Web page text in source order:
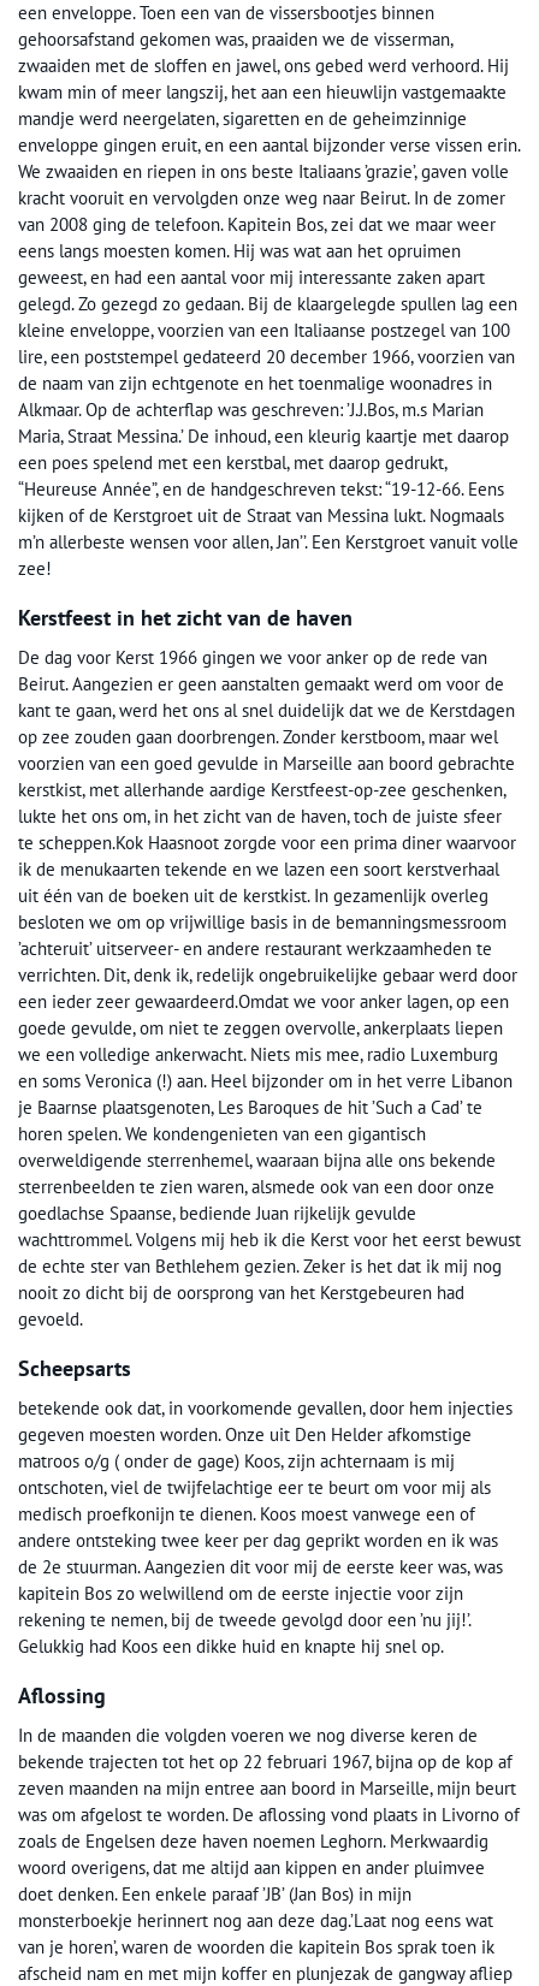
een enveloppe. Toen een van de vissersbootjes binnen
gehoorsafstand gekomen was, praaiden we de visserman,
zwaaiden met de sloffen en jawel, ons gebed werd verhoord. Hij
kwam min of meer langszij, het aan een hieuwlijn vastgemaakte
mandje werd neergelaten, sigaretten en de geheimzinnige
enveloppe gingen eruit, en een aantal bijzonder verse vissen erin.
We zwaaiden en riepen in ons beste Italiaans ’grazie’, gaven volle
kracht vooruit en vervolgden onze weg naar Beirut. In de zomer
van 2008 ging de telefoon. Kapitein Bos, zei dat we maar weer
eens langs moesten komen. Hij was wat aan het opruimen
geweest, en had een aantal voor mij interessante zaken apart
gelegd. Zo gezegd zo gedaan. Bij de klaargelegde spullen lag een
kleine enveloppe, voorzien van een Italiaanse postzegel van 100
lire, een poststempel gedateerd 20 december 1966, voorzien van
de naam van zijn echtgenote en het toenmalige woonadres in
Alkmaar. Op de achterflap was geschreven: ’J.J.Bos, m.s Marian
Maria, Straat Messina.’ De inhoud, een kleurig kaartje met daarop
een poes spelend met een kerstbal, met daarop gedrukt,
“Heureuse Année”, en de handgeschreven tekst: “19-12-66. Eens
kijken of de Kerstgroet uit de Straat van Messina lukt. Nogmaals
m’n allerbeste wensen voor allen, Jan’’. Een Kerstgroet vanuit volle
zee!
Kerstfeest in het zicht van de haven
De dag voor Kerst 1966 gingen we voor anker op de rede van
Beirut. Aangezien er geen aanstalten gemaakt werd om voor de
kant te gaan, werd het ons al snel duidelijk dat we de Kerstdagen
op zee zouden gaan doorbrengen. Zonder kerstboom, maar wel
voorzien van een goed gevulde in Marseille aan boord gebrachte
kerstkist, met allerhande aardige Kerstfeest-op-zee geschenken,
lukte het ons om, in het zicht van de haven, toch de juiste sfeer
te scheppen.Kok Haasnoot zorgde voor een prima diner waarvoor
ik de menukaarten tekende en we lazen een soort kerstverhaal
uit één van de boeken uit de kerstkist. In gezamenlijk overleg
besloten we om op vrijwillige basis in de bemanningsmessroom
’achteruit’ uitserveer- en andere restaurant werkzaamheden te
verrichten. Dit, denk ik, redelijk ongebruikelijke gebaar werd door
een ieder zeer gewaardeerd.Omdat we voor anker lagen, op een
goede gevulde, om niet te zeggen overvolle, ankerplaats liepen
we een volledige ankerwacht. Niets mis mee, radio Luxemburg
en soms Veronica (!) aan. Heel bijzonder om in het verre Libanon
je Baarnse plaatsgenoten, Les Baroques de hit ’Such a Cad’ te
horen spelen. We kondengenieten van een gigantisch
overweldigende sterrenhemel, waaraan bijna alle ons bekende
sterrenbeelden te zien waren, alsmede ook van een door onze
goedlachse Spaanse, bediende Juan rijkelijk gevulde
wachttrommel. Volgens mij heb ik die Kerst voor het eerst bewust
de echte ster van Bethlehem gezien. Zeker is het dat ik mij nog
nooit zo dicht bij de oorsprong van het Kerstgebeuren had
gevoeld.
Scheepsarts
betekende ook dat, in voorkomende gevallen, door hem injecties
gegeven moesten worden. Onze uit Den Helder afkomstige
matroos o/g ( onder de gage) Koos, zijn achternaam is mij
ontschoten, viel de twijfelachtige eer te beurt om voor mij als
medisch proefkonijn te dienen. Koos moest vanwege een of
andere ontsteking twee keer per dag geprikt worden en ik was
de 2e stuurman. Aangezien dit voor mij de eerste keer was, was
kapitein Bos zo welwillend om de eerste injectie voor zijn
rekening te nemen, bij de tweede gevolgd door een ’nu jij!’.
Gelukkig had Koos een dikke huid en knapte hij snel op.
Aflossing
In de maanden die volgden voeren we nog diverse keren de
bekende trajecten tot het op 22 februari 1967, bijna op de kop af
zeven maanden na mijn entree aan boord in Marseille, mijn beurt
was om afgelost te worden. De aflossing vond plaats in Livorno of
zoals de Engelsen deze haven noemen Leghorn. Merkwaardig
woord overigens, dat me altijd aan kippen en ander pluimvee
doet denken. Een enkele paraaf ’JB’ (Jan Bos) in mijn
monsterboekje herinnert nog aan deze dag.’Laat nog eens wat
van je horen’, waren de woorden die kapitein Bos sprak toen ik
afscheid nam en met mijn koffer en plunjezak de gangway afliep